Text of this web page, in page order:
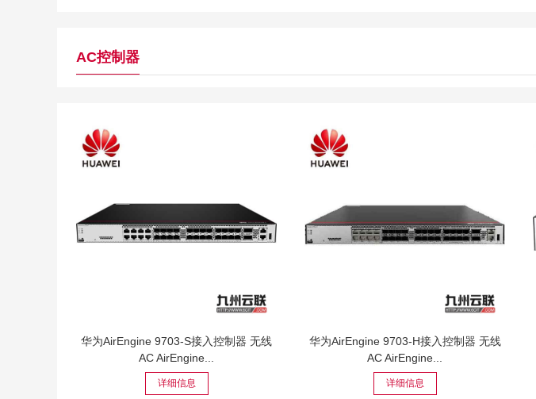
AC控制器
华为AirEngine 9703-S接入控制器 无线
AC AirEngine...
详细信息
华为AirEngine 9703-H接入控制器 无线
AC AirEngine...
详细信息